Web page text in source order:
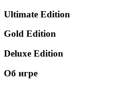
Ultimate Edition
Gold Edition
Deluxe Edition
Об игре